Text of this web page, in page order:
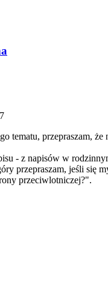
tematu, przepraszam, że
- z napisów w
przepraszam, jeśli się
przeciwlotniczej?".